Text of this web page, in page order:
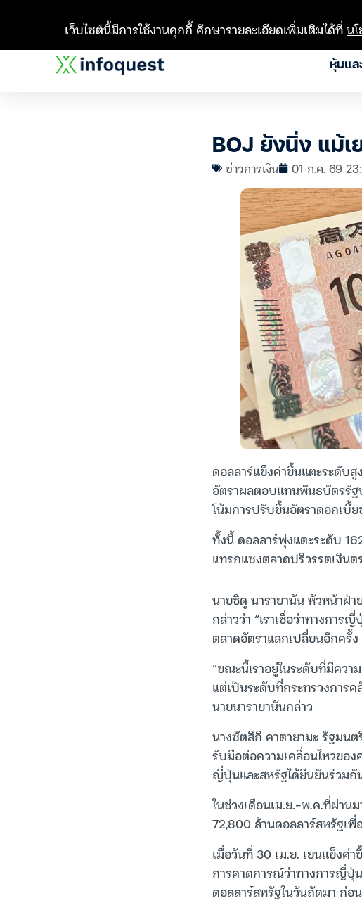
หุ้นแล
BOJ ยังนิ่ง แม้เ
ข่าวการเงิน 01 ก.ค. 69
ดอลลาร์แข็งค่าขึ้นแตะระดับ
อัตราผลตอบแทนพันธบัตรรัฐ
โน้มการปรับขึ้นอัตราดอกเบี้
ทั้งนี้ ดอลลาร์พุ่งแตะระดับ
แทรกแซงตลาดปริวรรตเงิน
นายชิดู นารายานัน หัวหน้าฝ่
กล่าวว่า “เราเชื่อว่าทางกา
ตลาดอัตราแลกเปลี่ยนอีกครั้ง
“ขณะนี้เราอยู่ในระดับที่มีควา
แต่เป็นระดับที่กระทรวงการ
นายนารายานันกล่าว
นางซัตสึกิ คาตายามะ รัฐมน
รับมือต่อความเคลื่อนไหวขอ
ญี่ปุ่นและสหรัฐได้ยืนยันร่วมกั
ในช่วงเดือนเม.ย.-พ.ค.ที่ผ่าน
72,800 ล้านดอลลาร์สหรัฐเพื่
เมื่อวันที่ 30 เม.ย. เยนแข็งค่
การคาดการณ์ว่าทางการญี่ปุ่
ดอลลาร์สหรัฐในวันถัดมา ก่
เว็บไซต์นี้มีการใช้งานคุกกี้ ศึกษารายละเอียดเพิ่มเติมได้ที่น